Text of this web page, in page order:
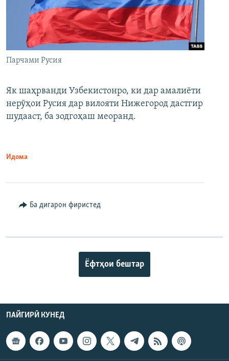
Парчами Русия
Як шаҳрванди Узбекистонро, ки дар амалиёти
нерӯҳои Русия дар вилояти Нижегород дастгир
шудааст, ба зодгоҳаш меоранд.
Идома
Ба дигарон фиристед
Ёфтҳои бештар
ПАЙГИРӢ КУНЕД